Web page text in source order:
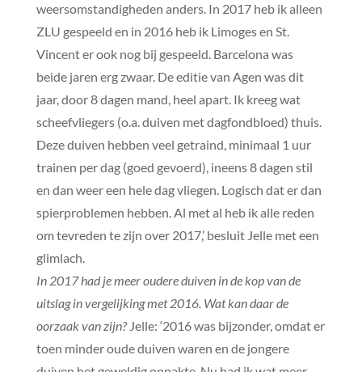
weersomstandigheden anders. In 2017 heb ik alleen
ZLU gespeeld en in 2016 heb ik Limoges en St.
Vincent er ook nog bij gespeeld. Barcelona was
beide jaren erg zwaar. De editie van Agen was dit
jaar, door 8 dagen mand, heel apart. Ik kreeg wat
scheefvliegers (o.a. duiven met dagfondbloed) thuis.
Deze duiven hebben veel getraind, minimaal 1 uur
trainen per dag (goed gevoerd), ineens 8 dagen stil
en dan weer een hele dag vliegen. Logisch dat er dan
spierproblemen hebben. Al met al heb ik alle reden
om tevreden te zijn over 2017,’ besluit Jelle met een
glimlach.
In 2017 had je meer oudere duiven in de kop van de
uitslag in vergelijking met 2016. Wat kan daar de
oorzaak van zijn?Jelle: ‘2016 was bijzonder, omdat er
toen minder oude duiven waren en de jongere